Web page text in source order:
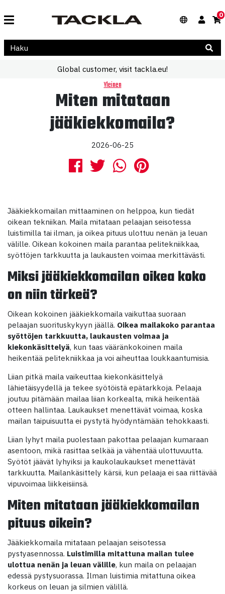
0
Global customer, visit tackla.eu!
Yleinen
Miten mitataan
jääkiekkomaila?
2026-06-25
Jääkiekkomailan mittaaminen on helppoa, kun tiedät
oikean tekniikan. Maila mitataan pelaajan seisotessa
luistimilla tai ilman, ja oikea pituus ulottuu nenän ja leuan
välille. Oikean kokoinen maila parantaa pelitekniikkaa,
syöttöjen tarkkuutta ja laukausten voimaa merkittävästi.
Miksi jääkiekkomailan oikea koko
on niin tärkeä?
Oikean kokoinen jääkiekkomaila vaikuttaa suoraan
pelaajan suorituskykyyn jäällä. Oikea mailakoko parantaa
syöttöjen tarkkuutta, laukausten voimaa ja
kiekonkäsittelyä, kun taas vääränkokoinen maila
heikentää pelitekniikkaa ja voi aiheuttaa loukkaantumisia.
Liian pitkä maila vaikeuttaa kiekonkäsittelyä
lähietäisyydellä ja tekee syötöistä epätarkkoja. Pelaaja
joutuu pitämään mailaa liian korkealta, mikä heikentää
otteen hallintaa. Laukaukset menettävät voimaa, koska
mailan taipuisuutta ei pystytä hyödyntämään tehokkaasti.
Liian lyhyt maila puolestaan pakottaa pelaajan kumaraan
asentoon, mikä rasittaa selkää ja vähentää ulottuvuutta.
Syötöt jäävät lyhyiksi ja kaukolaukaukset menettävät
tarkkuutta. Mailankäsittely kärsii, kun pelaaja ei saa riittävää
vipuvoimaa liikkeisiinsä.
Miten mitataan jääkiekkomailan
pituus oikein?
Jääkiekkomaila mitataan pelaajan seisotessa
pystyasennossa. Luistimilla mitattuna mailan tulee
ulottua nenän ja leuan välille, kun maila on pelaajan
edessä pystysuorassa. Ilman luistimia mitattuna oikea
korkeus on leuan ja silmien välillä.